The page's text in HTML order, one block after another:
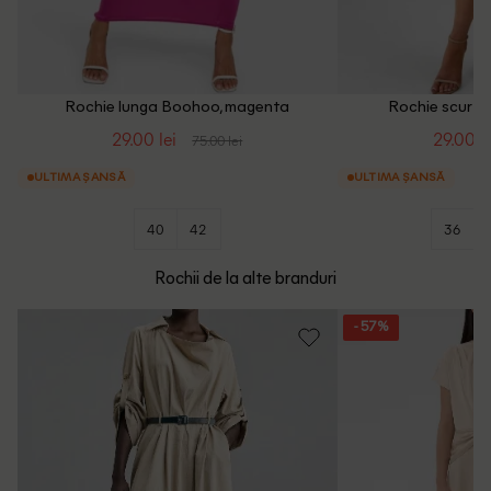
Rochie lunga Boohoo, magenta
29.00 lei 75.00 lei
ULTIMA ȘANSĂ
40 42
Rochie
29.00
ULTIMA ȘANSĂ
36
Rochii de la alte branduri
- 57%